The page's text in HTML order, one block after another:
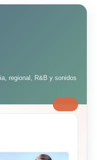
regional, R&B y sonidos